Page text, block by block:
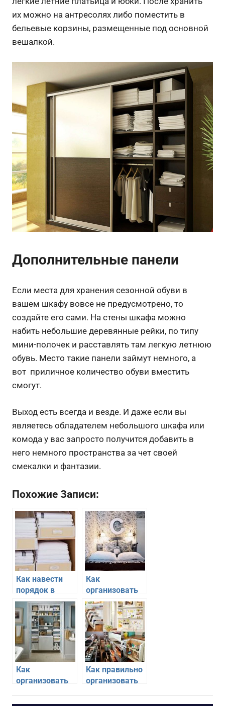
их можно на антресолях либо поместить в
бельевые корзины, размещенные под основной
вешалкой.
Дополнительные панели
Если места для хранения сезонной обуви в
вашем шкафу вовсе не предусмотрено, то
создайте его сами. На стены шкафа можно
набить небольшие деревянные рейки, по типу
мини-полочек и расставлять там легкую летнюю
обувь. Место такие панели займут немного, а
вот приличное количество обуви вместить
смогут.
Выход есть всегда и везде. И даже если вы
являетесь обладателем небольшого шкафа или
комода у вас запросто получится добавить в
него немного пространства за чет своей
смекалки и фантазии.
Похожие Записи:
Как навести
порядок в
бельевом
шкафу надолго
Как
организовать
пространство
маленькой
спальни
Как
организовать
ванной и
Как правильно
организовать
тесной кухне